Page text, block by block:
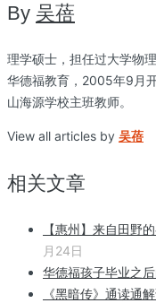
By 吴蓓
理学硕士，担任过大学物
华德福教育，2005年9月
山海源学校主班教师。
View all articles by 吴蓓
相关文章
【惠州】来自田野
月24日
华德福孩子毕业之
《黑暗传》通读通